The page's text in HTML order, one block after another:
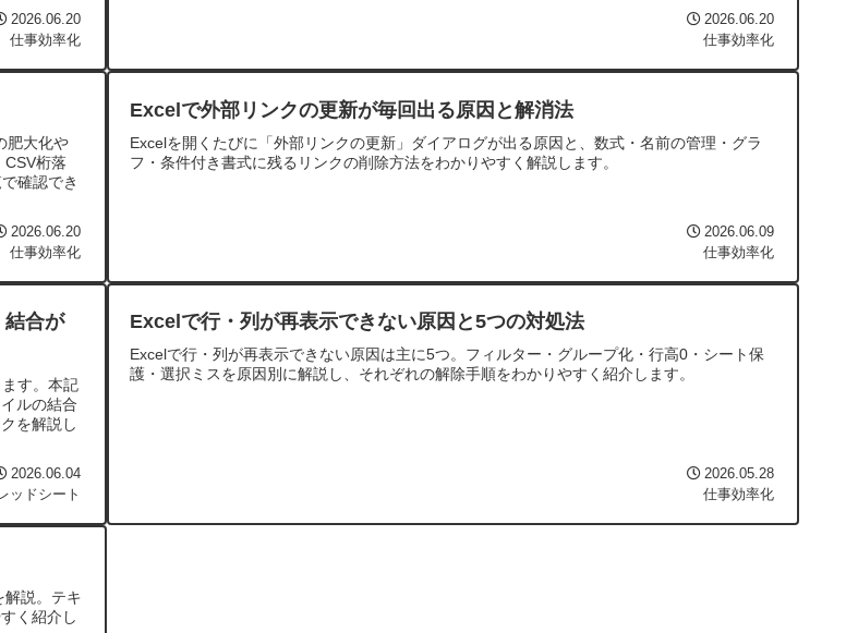
2026.06.20
仕事効率化
2026.06.20
仕事効率化
肥大化や
桁落
確認でき
2026.06.20
仕事効率化
Excelで外部リンクの更新が毎回出る原因と解消法
Excelを開くたびに「外部リンクの更新」ダイアログが出る原因と、数式・名前の管理・グラ
フ・条件付き書式に残るリンクの削除方法をわかりやすく解説します。
2026.06.09
仕事効率化
結合が
す。本記
ルの結合
を解説し
2026.06.04
ッドシート
Excelで行・列が再表示できない原因と5つの対処法
Excelで行・列が再表示できない原因は主に5つ。フィルター・グループ化・行高0・シート保
護・選択ミスを原因別に解説し、それぞれの解除手順をわかりやすく紹介します。
2026.05.28
仕事効率化
解説。テキ
く紹介し